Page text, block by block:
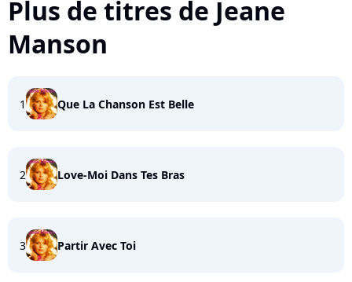
Plus de titres de Jeane
Manson
1 Que La Chanson Est Belle
2 Love-Moi Dans Tes Bras
3 Partir Avec Toi